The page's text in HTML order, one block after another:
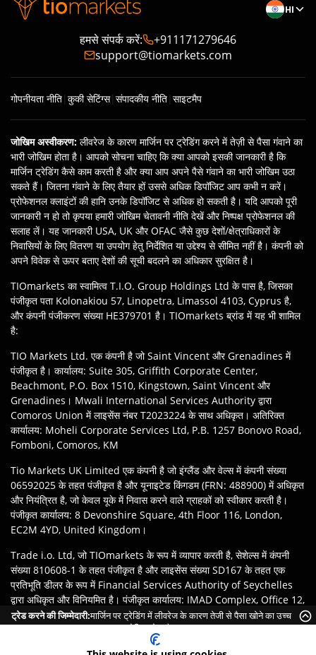
HI
हमसे संपर्क करें:
+911171279646
support@tiomarkets.com
गोपनीयता नीति| कुकी सेटिंग्स| संपादकीय नीति| साइटमैप
जोखिम अस्वीकरण: लीवरेज के कारण मार्जिन पर ट्रेडिंग करने में तेज़ी से पैसा गंवाने का
भारी जोखिम होता है। आपको सोचना चाहिए कि क्‍या आपको इसकी जानकारी है कि
मार्जिन ट्रेडिंग कैसे काम करती है और क्या आप अपने पैसे गंवाने का भारी जोखिम उठा
सकते हैं। जितना गंवाने के लिए तैयार हों उससे अधिक डिपॉजिट आप कभी न करें।
प्रोफेशनल क्लाइंटों की हानि उनके डिपॉजिट से अधिक हो सकती है। यदि आपको पूरी
जानकारी न हो तो कृपया हमारी जोखिम चेतावनी नीति देखें और निष्‍पक्ष प्रोफेशनल की
सलाह लें। यह जानकारी USA, UK और OFAC जैसे कुछ देशों/क्षेत्राधिकारों के
निवासियों के लिए वितरण या उपयोग हेतु निर्देशित या उद्देश्‍य से सीमित नहीं है। कंपनी को
अपने विवेक से ऊपर बताए देशों की सूची बदलने का अधिकार सुरक्षित है।
TIOmarkets का स्वामित्व T.I.O. Group Holdings Ltd के पास है, जिसका
पंजीकृत पता Kolonakiou 57, Linopetra, Limassol 4103, Cyprus है,
और कंपनी पंजीकरण संख्या HE379701 है। TIOmarkets ब्रांड में यह भी शामिल
है:
TIO Markets Ltd. एक कंपनी है जो Saint Vincent और Grenadines में
पंजीकृत है। कार्यालय: Suite 305, Griffith Corporate Center,
Beachmont, P.O. Box 1510, Kingstown, Saint Vincent और
Grenadines। Mwali International Services Authority द्वारा
Comoros Union में लाइसेंस नंबर T2023224 के साथ अधिकृत। अतिरिक्त
कार्यालय: Moheli Corporate Services Ltd, P.B. 1257 Bonovo Road,
Fomboni, Comoros, KM
Tio Markets UK Limited एक कंपनी है जो इंग्लैंड और वेल्स में कंपनी संख्या
06592025 के तहत पंजीकृत है और यूनाइटेड किंगडम (FRN: 488900) में अधिकृत
और नियंत्रित है, जो केवल यूके में निवास करने वाले ग्राहकों को स्वीकार करती है।
पंजीकृत कार्यालय: 8 Devonshire Square, 4th Floor 116, London,
EC2M 4YD, United Kingdom।
Trade i.o. Ltd, जो TIOmarkets के रूप में व्यापार करती है, सेशेल्स में कंपनी
संख्या 810608-1 के तहत पंजीकृत है और लाइसेंस संख्या SD167 के तहत एक
प्रतिभूति डीलर के रूप में Financial Services Authority of Seychelles
द्वारा अधिकृत और विनियमित है। पंजीकृत कार्यालय: IMAD Complex, Office 12,
3rd floor Île du Port, Mahe Seychelles.
ग्राहकों की जिम्मेदारी है कि वे अपने क्षेत्राधिकार के कानूनों और नियमों के
ट्रेड करने की जिम्मेदारी:मार्जिन पर ट्रेडिंग में लीवरेज के कारण तेजी से पैसा खोने का उच्च
जोखिम होता है।